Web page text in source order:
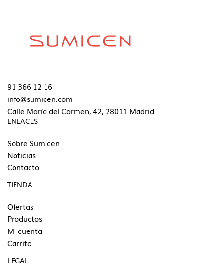
91 366 12 16
info@sumicen.com
Calle María del Carmen, 42, 28011 Madrid
ENLACES
Sobre Sumicen
Noticias
Contacto
TIENDA
Ofertas
Productos
Mi cuenta
Carrito
LEGAL